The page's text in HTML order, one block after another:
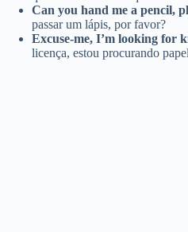
Can you hand me a pencil,
passar um lápis, por favor?
Excuse-me, I’m looking for
licença, estou procurando